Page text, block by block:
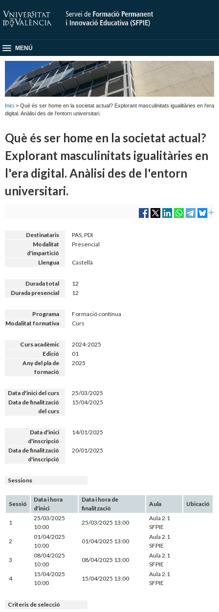
MENÚ
Inici > Què és ser home en la societat actual? Explorant masculinitats igualitàries en l'era
digital. Anàlisi des de l'entorn universitari.
Què és ser home en la societat actual?
Explorant masculinitats igualitàries en
l'era digital. Anàlisi des de l'entorn
universitari.
Destinataris
PAS, PDI
Modalitat
d'impartició
Presencial
Llengua Castellà
Durada total
12
Durada presencial
12
Programa
Formació contínua
Modalitat formativa
Curs
Curs acadèmic
2024-2025
Edició
01
Any del pla de
formació
2025
Data d'inici del curs
25/03/2025
Data de finalització
del curs
15/04/2025
Data d'inici
d'inscripció
14/01/2025
Data de finalització
d'inscripció
20/01/2025
Sessions
Sessió
Data i hora
d'inici
Data i hora de
finalització
Aula Ubicació
1
25/03/2025
10:00
25/03/2025 13:00
Aula 2.1
SFPIE
2
01/04/2025
10:00
01/04/2025 13:00
Aula 2.1
SFPIE
3
08/04/2025
10:00
08/04/2025 13:00
Aula 2.1
SFPIE
4
15/04/2025
10:00
15/04/2025 13:00
Aula 2.1
SFPIE
Criteris de selecció